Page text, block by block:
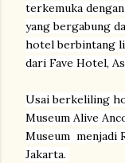
terkemuka
yang bergabung
hotel berbintang
dari Fave Hotel,
Usai berkeliling
Museum Alive
Museum menjadi
Jakarta.